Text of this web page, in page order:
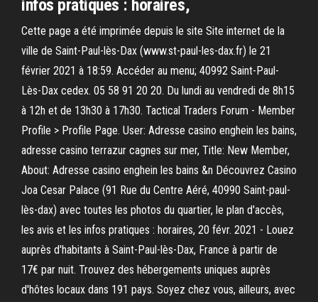
infos pratiques : horaires,
Cette page a été imprimée depuis le site Site internet de la
ville de Saint-Paul-lès-Dax (www.st-paul-les-dax.fr) le 21
février 2021 à 18:59. Accéder au menu; 40992 Saint-Paul-
Lès-Dax cedex. 05 58 91 20 20. Du lundi au vendredi de 8h15
à 12h et de 13h30 à 17h30. Tactical Traders Forum - Member
Profile > Profile Page. User: Adresse casino enghein les bains,
adresse casino terrazur cagnes sur mer, Title: New Member,
About: Adresse casino enghein les bains &n Découvrez Casino
Joa Cesar Palace (91 Rue du Centre Aéré, 40990 Saint-paul-
lès-dax) avec toutes les photos du quartier, le plan d'accès,
les avis et les infos pratiques : horaires, 20 févr. 2021 - Louez
auprès d'habitants à Saint-Paul-lès-Dax, France à partir de
17€ par nuit. Trouvez des hébergements uniques auprès
d'hôtes locaux dans 191 pays. Soyez chez vous, ailleurs, avec